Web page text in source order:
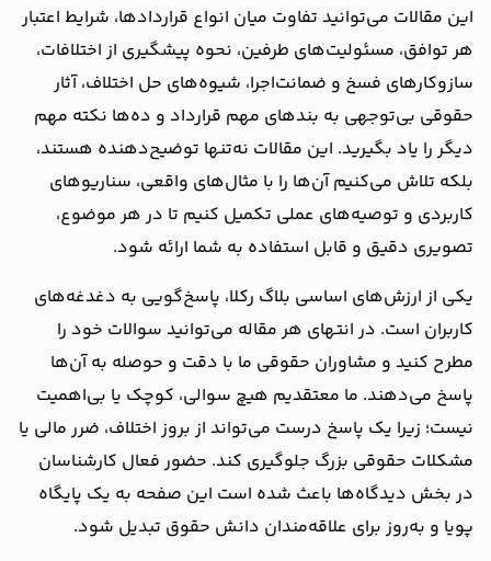
این مقالات می‌توانید تفاوت میان انواع قراردادها، شرایط اعتبار
هر توافق، مسئولیت‌های طرفین، نحوه پیشگیری از اختلافات،
سازوکارهای فسخ و ضمانت‌اجرا، شیوه‌های حل اختلاف، آثار
حقوقی بی‌توجهی به بندهای مهم قرارداد و ده‌ها نکته مهم
دیگر را یاد بگیرید. این مقالات نه‌تنها توضیح‌دهنده هستند،
بلکه تلاش می‌کنیم آن‌ها را با مثال‌های واقعی، سناریوهای
کاربردی و توصیه‌های عملی تکمیل کنیم تا در هر موضوع،
تصویری دقیق و قابل استفاده به شما ارائه شود.
یکی از ارزش‌های اساسی بلاگ رکلا، پاسخ‌گویی به دغدغه‌های
کاربران است. در انتهای هر مقاله می‌توانید سوالات خود را
مطرح کنید و مشاوران حقوقی ما با دقت و حوصله به آن‌ها
پاسخ می‌دهند. ما معتقدیم هیچ سوالی، کوچک یا بی‌اهمیت
نیست؛ زیرا یک پاسخ درست می‌تواند از بروز اختلاف، ضرر مالی یا
مشکلات حقوقی بزرگ جلوگیری کند. حضور فعال کارشناسان
در بخش دیدگاه‌ها باعث شده است این صفحه به یک پایگاه
پویا و به‌روز برای علاقه‌مندان دانش حقوق تبدیل شود.